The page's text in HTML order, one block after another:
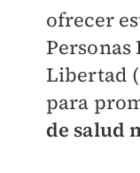
ofrecer
Personas
Libertad
para
de salud